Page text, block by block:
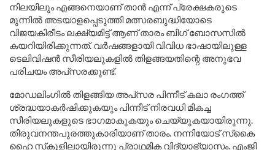
നിലയിലും എങ്ങനെയാണ് താൻ എന്ന് പ്രേക്ഷകരുടെ
മുന്നിൽ അടയാളപ്പെടുത്തി മത്സരബുദ്ധിയോടെ
വിജയകിരീടം ലക്ഷ്യമിട്ട് ആണ് താരം ബിഗ് ബോസസിൽ
കയറിയിരിക്കുന്നത്. വര്‍ഷങ്ങളായി വിവിധ ഭാഷായിലുള്ള
ടെലിവിഷൻ സീരിയലുകളില്‍ തിളങ്ങയതിന്റെ അനുഭവ
പരിചയം അപ്‍സരക്കുണ്ട്.
മോഡലിംഗില്‍ തിളങ്ങിയ അപ്‍സര പിന്നീട് കലാ രംഗത്ത്
ശ്രദ്ധയാകര്‍ഷിക്കുകയും പിന്നീട് നിരവധി മികച്ച
സീരിയലുകളുടെ ഭാഗമാകുകയും ചെയ്യുകയായിരുന്നു.
തിരുവനന്തപുരത്തുകാരിയാണ് താരം. നന്നിയോട് സ്‍കൈ
ഹൈ സ്‍കൂളിലായിരുന്നു പ്രാഥമിക വിദ്യാഭ്യാസം. എംജി